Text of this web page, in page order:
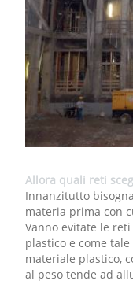
Allora quali reti
Innanzitutto
materia prima con
Vanno evitate le
plastico e come
materiale plastico,
al peso tende ad